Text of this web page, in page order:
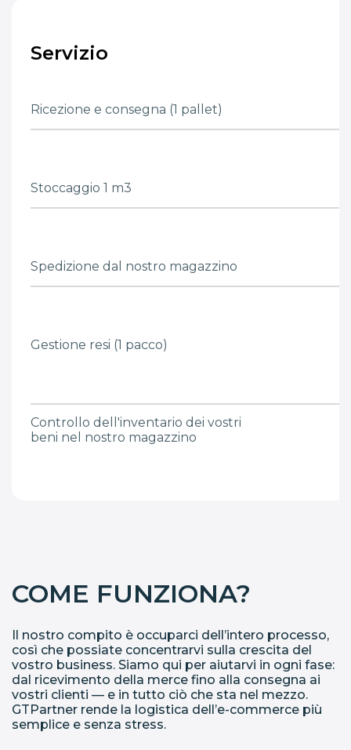
Servizio
Ricezione e consegna (1 pallet)
Stoccaggio 1 m3
Spedizione dal nostro magazzino
Gestione resi (1 pacco)
Controllo dell'inventario dei vostri
beni nel nostro magazzino
COME FUNZIONA?
Il nostro compito è occuparci dell’intero processo,
così che possiate concentrarvi sulla crescita del
vostro business. Siamo qui per aiutarvi in ogni fase:
dal ricevimento della merce fino alla consegna ai
vostri clienti — e in tutto ciò che sta nel mezzo.
GTPartner rende la logistica dell’e-commerce più
semplice e senza stress.